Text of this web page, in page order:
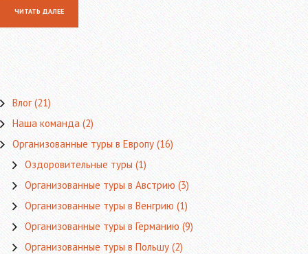
ЧИТАТЬ ДАЛЕЕ
Влог(21)
Наша команда(2)
Организованные туры в Европу(16)
Оздоровительные туры(1)
Организованные туры в Австрию(3)
Организованные туры в Венгрию(1)
Организованные туры в Германию(9)
Организованные туры в Польшу(2)